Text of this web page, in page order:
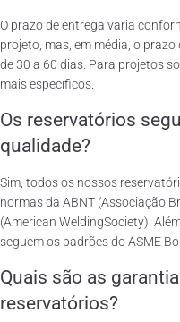
O prazo de entrega varia
projeto, mas, em média, o
de 30 a 60 dias. Para projetos
mais específicos.
Os reservatórios
qualidade?
Sim, todos os nossos
normas da ABNT (Associação
(American WeldingSociety).
seguem os padrões do ASME
Quais são as
reservatórios?